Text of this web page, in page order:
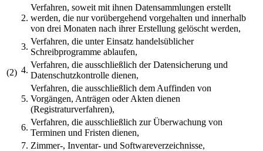
(2)
2.
Verfahren, soweit mit ihnen Datensammlungen erstellt
werden, die nur vorübergehend vorgehalten und innerhalb
von drei Monaten nach ihrer Erstellung gelöscht werden,
3.
Verfahren, die unter Einsatz handelsüblicher
Schreibprogramme ablaufen,
4.
Verfahren, die ausschließlich der Datensicherung und
Datenschutzkontrolle dienen,
5.
Verfahren, die ausschließlich dem Auffinden von
Vorgängen, Anträgen oder Akten dienen
(Registraturverfahren),
6.
Verfahren, die ausschließlich zur Überwachung von
Terminen und Fristen dienen,
7. Zimmer-, Inventar- und Softwareverzeichnisse,